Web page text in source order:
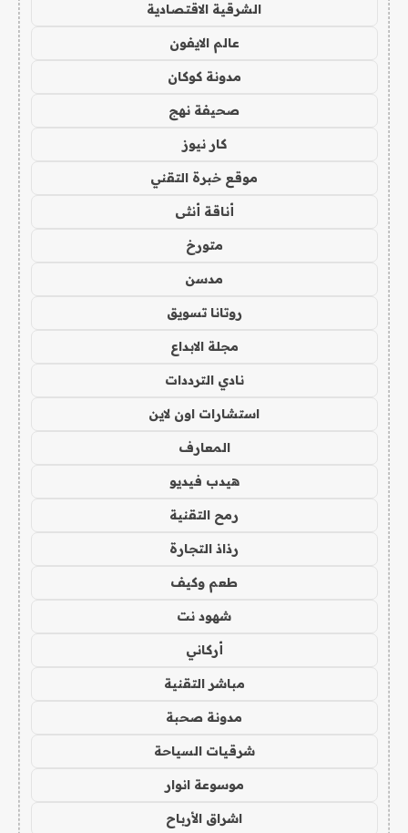
الشرقية الاقتصادية
عالم الايفون
مدونة كوكان
صحيفة نهج
كار نيوز
موقع خبرة التقني
أناقة أنثى
متورخ
مدسن
روتانا تسويق
مجلة الابداع
نادي الترددات
استشارات اون لاين
المعارف
هيدب فيديو
رمح التقنية
رذاذ التجارة
طعم وكيف
شهود نت
أركاني
مباشر التقنية
مدونة صحبة
شرقيات السياحة
موسوعة انوار
اشراق الأرباح